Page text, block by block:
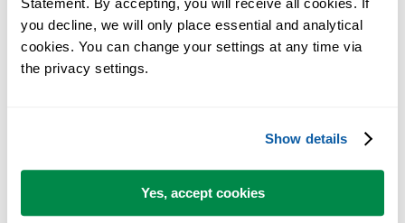
Statement. By accepting, you will receive all cookies. If
you decline, we will only place essential and analytical
cookies. You can change your settings at any time via
the privacy settings.
Show details
Yes, accept cookies
に。